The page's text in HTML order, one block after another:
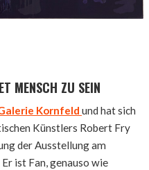
MENSCH ZU SEIN
Kornfeld und hat sich
Künstlers Robert Fry
der Ausstellung am
ist Fan, genauso wie